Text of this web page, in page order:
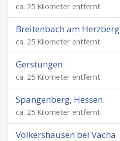
ca. 25 Kilometer entfernt
Breitenbach am Herzberg
ca. 25 Kilometer entfernt
Gerstungen
ca. 25 Kilometer entfernt
Spangenberg, Hessen
ca. 25 Kilometer entfernt
Völkershausen bei Vacha